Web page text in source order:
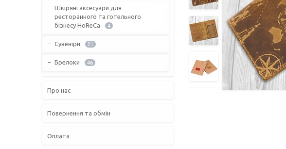
Шкіряні аксесуари для
ресторанного та готельного
бізнесу HoReCa
4
Сувеніри 21
Брелоки 46
Про нас
Повернення та обмін
Оплата